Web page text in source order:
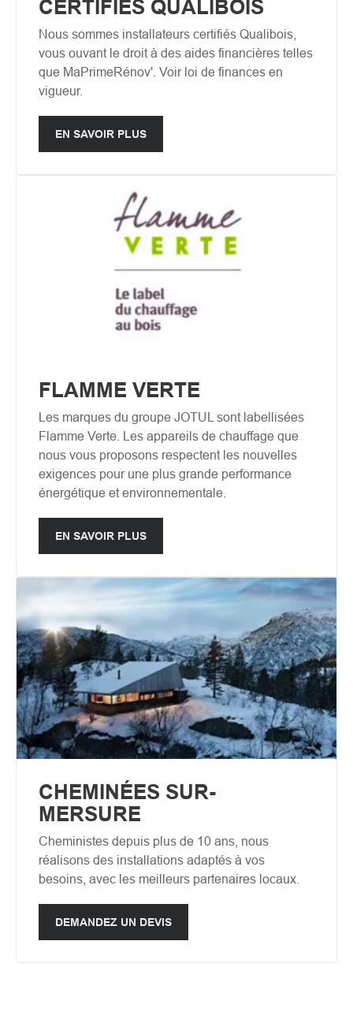
CERTIFIÉS QUALIBOIS
Nous sommes installateurs certifiés Qualibois,
vous ouvant le droit à des aides financières telles
que MaPrimeRénov'. Voir loi de finances en
vigueur.
EN SAVOIR PLUS
FLAMME VERTE
Les marques du groupe JOTUL sont labellisées
Flamme Verte. Les appareils de chauffage que
nous vous proposons respectent les nouvelles
exigences pour une plus grande performance
énergétique et environnementale.
EN SAVOIR PLUS
CHEMINÉES SUR-
MERSURE
Cheministes depuis plus de 10 ans, nous
réalisons des installations adaptés à vos
besoins, avec les meilleurs partenaires locaux.
DEMANDEZ UN DEVIS